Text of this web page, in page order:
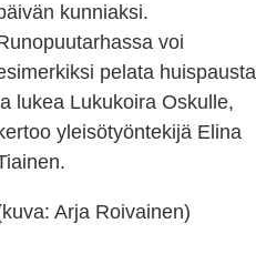
kunniaksi.
voi
pelata huispausta
lukea Lukukoira Oskulle,
yleisötyöntekijä Elina
Arja Roivainen)